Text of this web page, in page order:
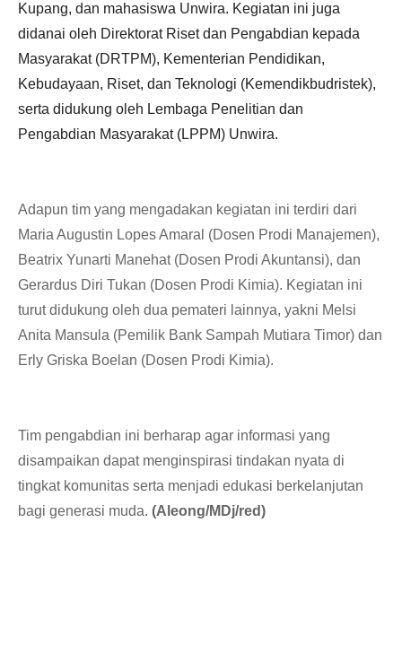
Kupang, dan mahasiswa Unwira. Kegiatan ini juga
didanai oleh Direktorat Riset dan Pengabdian kepada
Masyarakat (DRTPM), Kementerian Pendidikan,
Kebudayaan, Riset, dan Teknologi (Kemendikbudristek),
serta didukung oleh Lembaga Penelitian dan
Pengabdian Masyarakat (LPPM) Unwira.
Adapun tim yang mengadakan kegiatan ini terdiri dari
Maria Augustin Lopes Amaral (Dosen Prodi Manajemen),
Beatrix Yunarti Manehat (Dosen Prodi Akuntansi), dan
Gerardus Diri Tukan (Dosen Prodi Kimia). Kegiatan ini
turut didukung oleh dua pemateri lainnya, yakni Melsi
Anita Mansula (Pemilik Bank Sampah Mutiara Timor) dan
Erly Griska Boelan (Dosen Prodi Kimia).
Tim pengabdian ini berharap agar informasi yang
disampaikan dapat menginspirasi tindakan nyata di
tingkat komunitas serta menjadi edukasi berkelanjutan
bagi generasi muda. (Aleong/MDj/red)